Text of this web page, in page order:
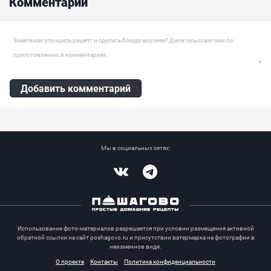
Оставить комментарий
Добавить комментарий
Мы в социальных сетях:
Использование фото-материалов разрешается при условии размещения активной
обратной ссылки на сайт poshagovo.ru и присутствии ватермарка на фотографии в
неизменнов виде.
О проекте
Контакты Политика конфиденциальности